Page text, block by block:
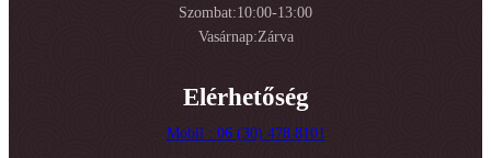
Szombat:10:00-13:00
Vasárnap:Zárva
Elérhetőség
Mobil : 06 (30) 478 8101